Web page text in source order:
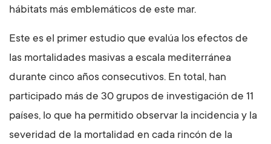
hábitats más emblemáticos de este mar.
Este es el primer estudio que evalúa los efectos de
las mortalidades masivas a escala mediterránea
durante cinco años consecutivos. En total, han
participado más de 30 grupos de investigación de 11
países, lo que ha permitido observar la incidencia y la
severidad de la mortalidad en cada rincón de la